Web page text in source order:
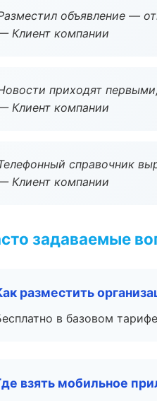
объявление —
Клиент компании
приходят
Клиент компании
справочник
Клиент компании
задаваемые
разместить
в базовом
взять мобильное